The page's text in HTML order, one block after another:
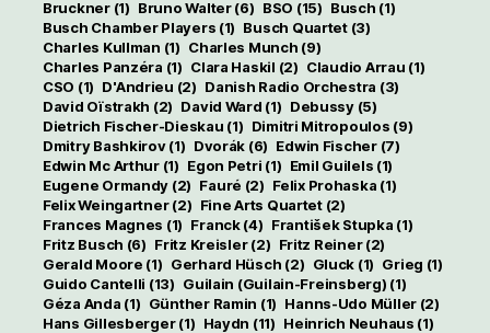
Bruckner(1) Bruno Walter(6) BSO (15) Busch (1)
Busch Chamber Players (1) Busch Quartet(3)
Charles Kullman (1) Charles Munch (9)
Charles Panzéra (1) Clara Haskil (2) Claudio Arrau (1)
CSO (1) D'Andrieu (2) Danish Radio Orchestra (3)
David Oïstrakh (2) David Ward (1) Debussy(5)
Dietrich Fischer-Dieskau (1) Dimitri Mitropoulos (9)
Dmitry Bashkirov(1) Dvorák (6) Edwin Fischer(7)
Edwin Mc Arthur(1) Egon Petri (1) Emil Guilels (1)
Eugene Ormandy (2) Fauré (2) Felix Prohaska (1)
Felix Weingartner(2) Fine Arts Quartet(2)
Frances Magnes (1) Franck(4) František Stupka (1)
Fritz Busch (6) Fritz Kreisler(2) Fritz Reiner(2)
Gerald Moore (1) Gerhard Hüsch (2) Gluck (1) Grieg (1)
Guido Cantelli (13) Guilain (Guilain-Freinsberg) (1)
Géza Anda (1) Günther Ramin (1) Hanns-Udo Müller (2)
Hans Gillesberger(1) Haydn (11) Heinrich Neuhaus (1)